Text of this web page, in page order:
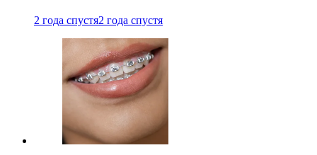
2 года спустя2 года спустя